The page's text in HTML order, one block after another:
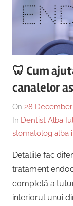
🦷 Cum
canalelor
On 28
In Dentist Alba
stomatolog alba
Detaliile fac
tratament
completă a
interiorul unui